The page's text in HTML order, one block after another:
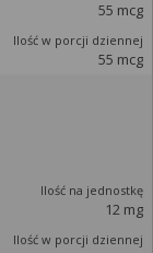
55 mcg
55 mcg
12 mg